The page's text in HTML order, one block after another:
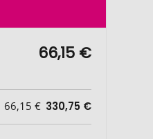
66,15 €
66,15 € 330,75 €